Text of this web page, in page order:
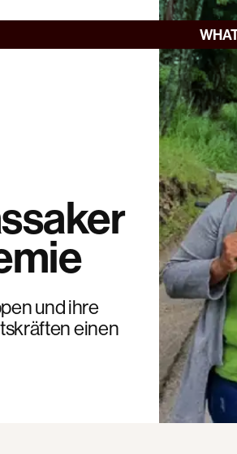
und ihre
einen